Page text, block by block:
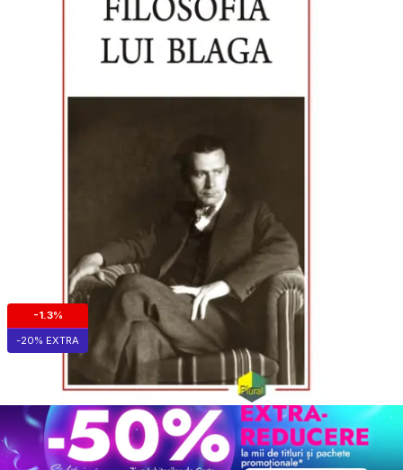
-1.3%
-20% EXTRA